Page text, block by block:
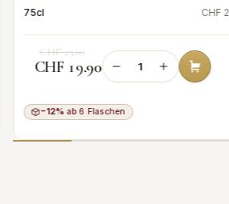
75cl CHF
CHF 23.00
CHF 19.90
−12%ab 6 Flaschen